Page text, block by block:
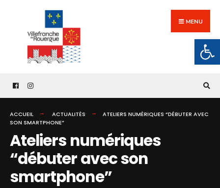
content
MENU
ACCUEIL ACTUALITÉS
ATELIERS NUMÉRIQUES “DÉBUTER AVEC
SON SMARTPHONE”
Ateliers numériques
“débuter avec son
smartphone”